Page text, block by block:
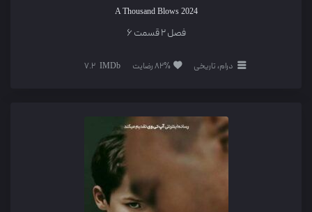
A Thousand Blows 2024
فصل 2 قسمت 6
درام، تاریخی 82% رضایت 7.2